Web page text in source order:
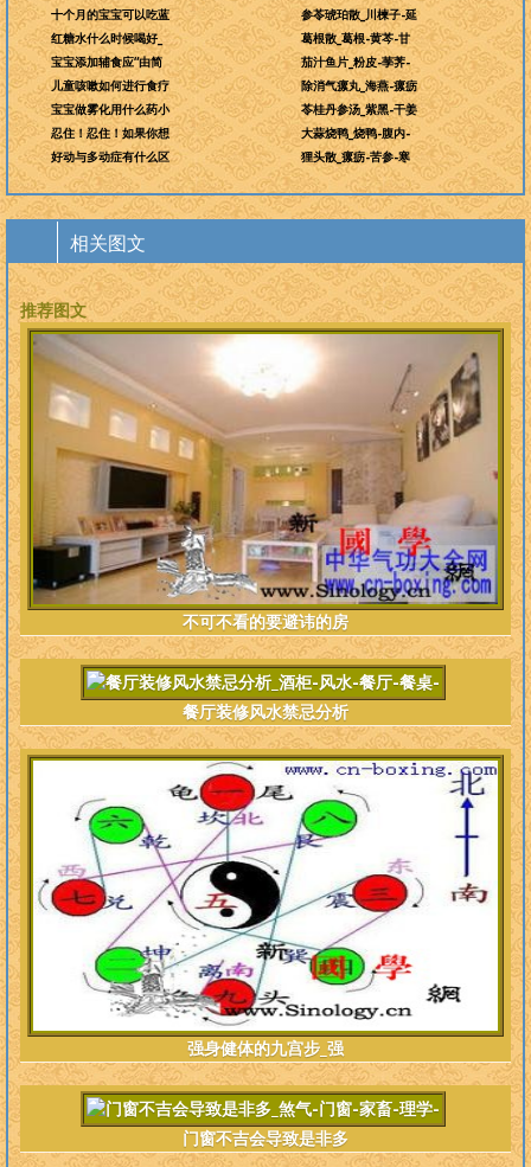
十个月的宝宝可以吃蓝
红糖水什么时候喝好_
宝宝添加辅食应“由简
儿童咳嗽如何进行食疗
宝宝做雾化用什么药小
忍住！忍住！如果你想
好动与多动症有什么区
参苓琥珀散_川楝子-延
葛根散_葛根-黄芩-甘
茄汁鱼片_粉皮-荸荠-
除消气瘰丸_海燕-瘰疬
苓桂丹参汤_紫黑-干姜
大蒜烧鸭_烧鸭-腹内-
狸头散_瘰疬-苦参-寒
相关图文
推荐图文
不可不看的要避讳的房
餐厅装修风水禁忌分析
强身健体的九宫步_强
门窗不吉会导致是非多